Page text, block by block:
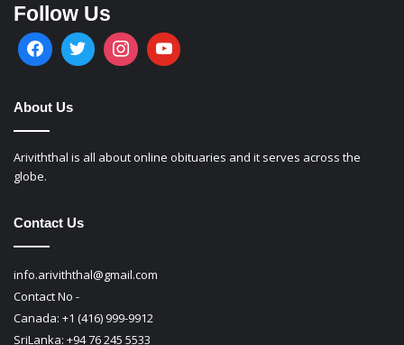
Follow Us
About Us
Ariviththal is all about online obituaries and it serves across the
globe.
Contact Us
info.ariviththal@gmail.com
Contact No -
Canada: +1 (416) 999-9912
SriLanka: +94 76 245 5533